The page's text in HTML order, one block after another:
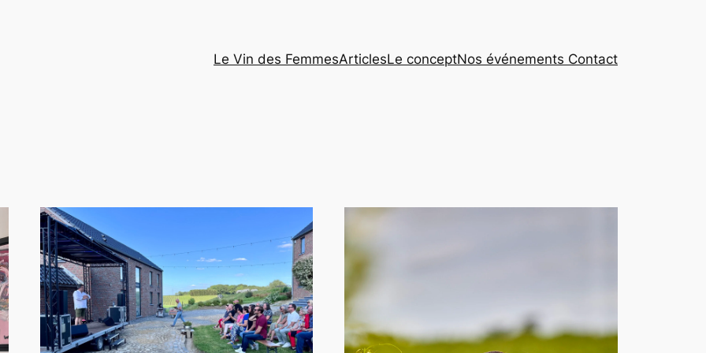
Le Vin des FemmesArticlesLe conceptNos événements Contact